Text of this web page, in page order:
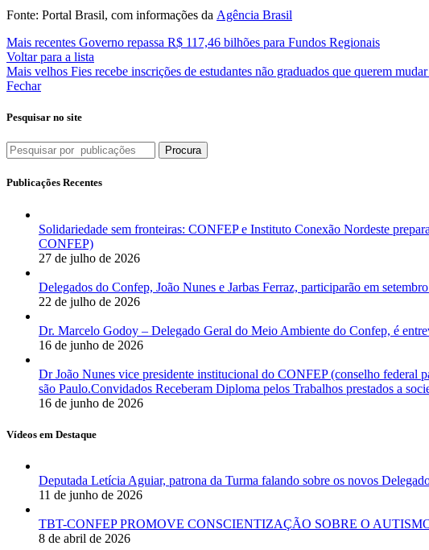
Fonte: Portal Brasil, com informações da Agência Brasil
Mais recentes Governo repassa R$ 117,46 bilhões para Fundos Regionais
Voltar para a lista
Mais velhos Fies recebe inscrições de estudantes não graduados que querem
Fechar
Pesquisar no site
Procura
Publicações Recentes
Solidariedade sem fronteiras: CONFEP e Instituto Conexão Nordeste
CONFEP)
27 de julho de 2026
Delegados do Confep, João Nunes e Jarbas Ferraz, participarão em
22 de julho de 2026
Dr. Marcelo Godoy – Delegado Geral do Meio Ambiente do Confep, é
16 de junho de 2026
Dr João Nunes vice presidente institucional do CONFEP (conselho
são Paulo.Convidados Receberam Diploma pelos Trabalhos prestados a
16 de junho de 2026
Vídeos em Destaque
Deputada Letícia Aguiar, patrona da Turma falando sobre os novos
11 de junho de 2026
TBT-CONFEP PROMOVE CONSCIENTIZAÇÃO SOBRE O
8 de abril de 2026